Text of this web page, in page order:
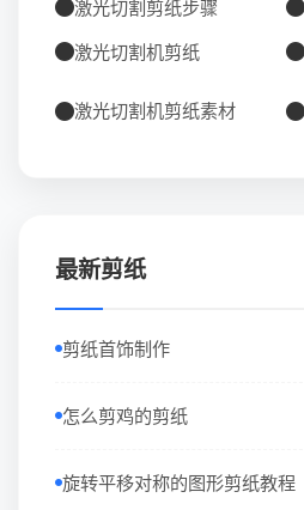
激光切割剪纸步骤
激光切割机剪纸
激光切割机剪纸素材
最新剪纸
剪纸首饰制作
怎么剪鸡的剪纸
旋转平移对称的图形剪纸教程